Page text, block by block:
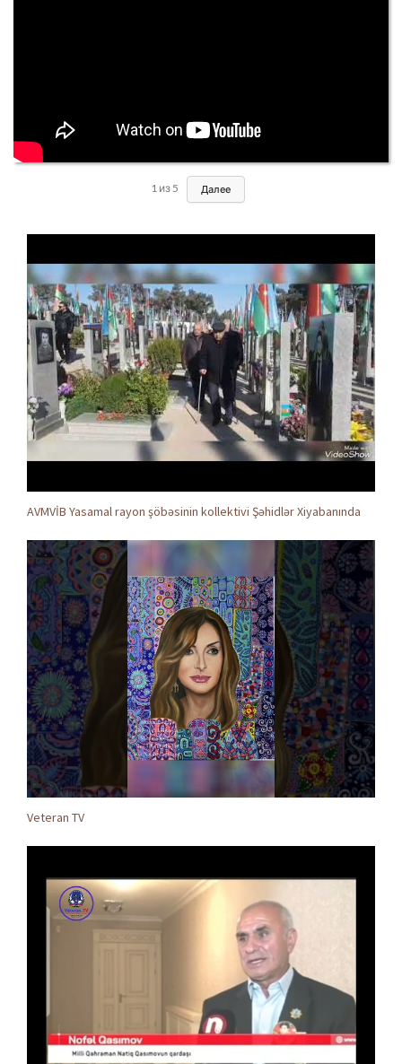
1 из 5 Далее
AVMVİB Yasamal rayon şöbəsinin kollektivi Şəhidlər Xiyabanında
Veteran TV